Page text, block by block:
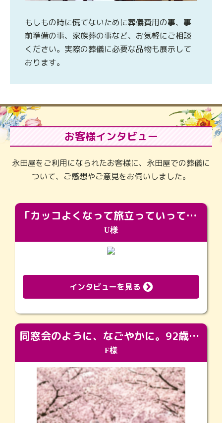
もしもの時に慌てないために葬儀費用の事、事
前準備の事、家族葬の事など、お気軽にご相談
ください。実際の葬儀に必要な品物も展示して
おります。
お客様インタビュー
永田屋をご利用になられたお客様に、永田屋での葬儀に
ついて、ご感想やご意見をお伺いしました。
「カッコよくなって旅立っていってくれました（笑）もっとカッコいいって言ってあげればよかったな」
U様
インタビューを見る
同窓会のように、なごやかに。92歳の旅立ちを彩った、再会と感謝の場
F様